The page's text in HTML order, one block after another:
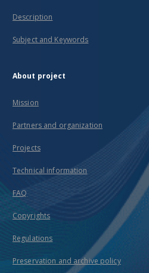
Description
Subject and Keywords
About project
Mission
Partners and organization
Projects
Technical information
FAQ
Copyrights
Regulations
Preservation and archive policy